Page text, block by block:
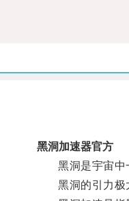
黑洞加速器官方
黑洞是宇宙中一
黑洞的引力极大